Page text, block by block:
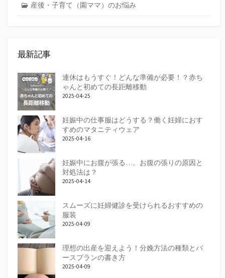
産後・子育て（園ママ）のお悩み
最新記事
連休はもうすぐ！どんな準備が必要！？赤ち
ゃんと初めての長距離移動
2025-04-25
妊娠中の仕事服はどうする？働く妊婦におす
すめのマタニティウェア
2025-04-16
妊娠中にお腹が張る…。お腹の張りの原因と
対処法は？
2025-04-14
スムーズに妊婦健診を受けられるおすすめの
服装
2025-04-09
理想の出産を迎えよう！分娩方法の種類とバ
ースプランの書き方
2025-04-09